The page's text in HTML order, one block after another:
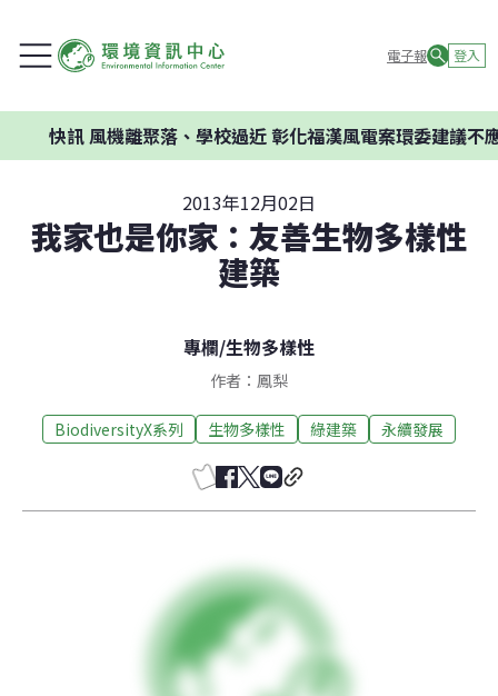
電子報 登入
風機離聚落、學校過近 彰化福漢風電案環委建議不應開發
2013年12月02日
我家也是你家：友善生物多樣性
建築
專欄/生物多樣性
作者：鳳梨
BiodiversityX系列 生物多樣性 綠建築 永續發展